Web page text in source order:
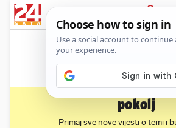
PRIJAVA
News
pokolj
Primaj sve nove vijesti o temi i